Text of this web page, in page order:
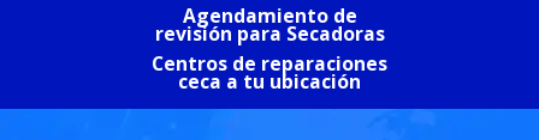
Agendamiento de
revisión para Secadoras
Centros de reparaciones
ceca a tu ubicación